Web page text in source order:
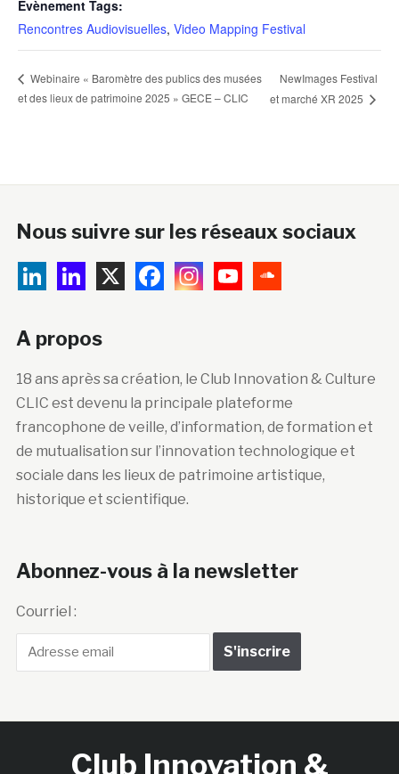
Évènement Tags:
Rencontres Audiovisuelles, Video Mapping Festival
Webinaire « Baromètre des publics des musées
et des lieux de patrimoine 2025 » GECE – CLIC
NewImages Festival
et marché XR 2025
Nous suivre sur les réseaux sociaux
A propos
18 ans après sa création, le Club Innovation & Culture
CLIC est devenu la principale plateforme
francophone de veille, d’information, de formation et
de mutualisation sur l’innovation technologique et
sociale dans les lieux de patrimoine artistique,
historique et scientifique.
Abonnez-vous à la newsletter
Courriel :
Club Innovation &